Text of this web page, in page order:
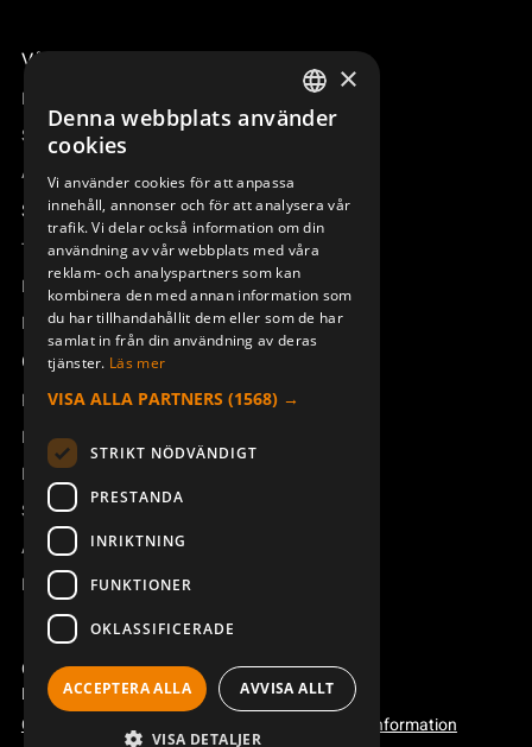
Våra radiostyrningar – översikt
Remotus
Sesam
Access_Ctrl
Support
Teknisk support
Boka service
Manualer och videoinstruktioner
Om Åkerströms
Kontakt
Nyheter
Pressrum
Säkerhet och direktiv
Allmänna villkor
REACH
Copyright ©2026 Åkerströms. All rights reserved.
Björbovägen 143, 786 97 Björbo.
Code of conduct
Webbplatsinformation
SWEDISH
DEUTSCH
×
Denna webbplats använder
cookies
Vi använder cookies för att anpassa
innehåll, annonser och för att analysera vår
trafik. Vi delar också information om din
användning av vår webbplats med våra
reklam- och analyspartners som kan
kombinera den med annan information som
du har tillhandahållit dem eller som de har
samlat in från din användning av deras
tjänster. Läs mer
VISA ALLA PARTNERS (1568) →
STRIKT NÖDVÄNDIGT
PRESTANDA
INRIKTNING
FUNKTIONER
OKLASSIFICERADE
ACCEPTERA ALLA AVVISA ALLT
VISA DETALJER